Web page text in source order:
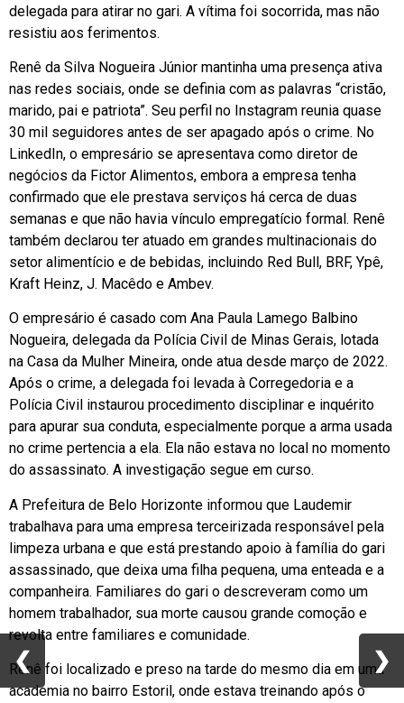
delegada para atirar no gari. A vítima foi socorrida, mas não
resistiu aos ferimentos.
Renê da Silva Nogueira Júnior mantinha uma presença ativa
nas redes sociais, onde se definia com as palavras “cristão,
marido, pai e patriota”. Seu perfil no Instagram reunia quase
30 mil seguidores antes de ser apagado após o crime. No
LinkedIn, o empresário se apresentava como diretor de
negócios da Fictor Alimentos, embora a empresa tenha
confirmado que ele prestava serviços há cerca de duas
semanas e que não havia vínculo empregatício formal. Renê
também declarou ter atuado em grandes multinacionais do
setor alimentício e de bebidas, incluindo Red Bull, BRF, Ypê,
Kraft Heinz, J. Macêdo e Ambev.
O empresário é casado com Ana Paula Lamego Balbino
Nogueira, delegada da Polícia Civil de Minas Gerais, lotada
na Casa da Mulher Mineira, onde atua desde março de 2022.
Após o crime, a delegada foi levada à Corregedoria e a
Polícia Civil instaurou procedimento disciplinar e inquérito
para apurar sua conduta, especialmente porque a arma usada
no crime pertencia a ela. Ela não estava no local no momento
do assassinato. A investigação segue em curso.
A Prefeitura de Belo Horizonte informou que Laudemir
trabalhava para uma empresa terceirizada responsável pela
limpeza urbana e que está prestando apoio à família do gari
assassinado, que deixa uma filha pequena, uma enteada e a
companheira. Familiares do gari o descreveram como um
homem trabalhador, sua morte causou grande comoção e
revolta entre familiares e comunidade.
Renê foi localizado e preso na tarde do mesmo dia em uma
academia no bairro Estoril, onde estava treinando após o
❮ ❯
❮ ❯